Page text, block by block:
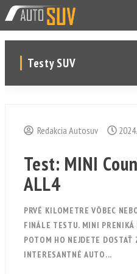
Testy SUV
Redakcia Autosuv
Test: MINI
ALL4
PRVÉ KILOMETRE VÔBEC
FINÁLE TESTU. MINI PRENIKÁ
POTOM HO NEJDETE DOSTAŤ
INTERESANTNÉ AUTO...